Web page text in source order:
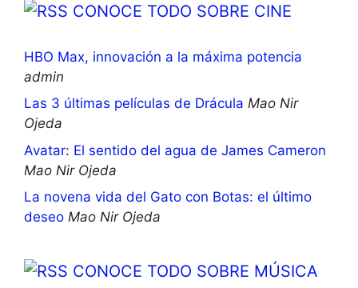
CONOCE TODO SOBRE CINE
HBO Max, innovación a la máxima potencia
admin
Las 3 últimas películas de Drácula Mao Nir
Ojeda
Avatar: El sentido del agua de James Cameron
Mao Nir Ojeda
La novena vida del Gato con Botas: el último
deseo Mao Nir Ojeda
CONOCE TODO SOBRE MÚSICA